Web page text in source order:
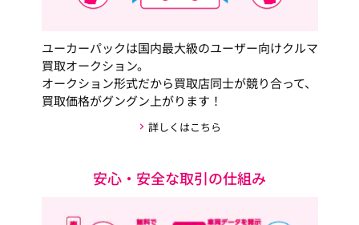
ユーカーパックは国内最大級のユーザー向けクルマ
買取オークション。
オークション形式だから買取店同士が競り合って、
買取価格がグングン上がります！
詳しくはこちら
安心・安全な取引の仕組み